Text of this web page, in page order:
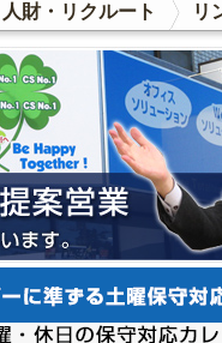
人財・リクルート リ